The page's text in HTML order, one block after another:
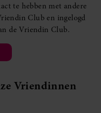
te hebben met andere
Club en ingelogd
de Vriendin Club.
Vriendinnen